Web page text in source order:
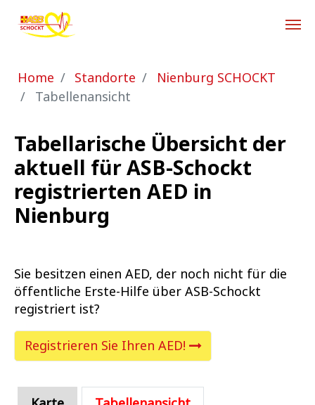
Zum Hauptinhalt springen
Sie sind hier:
Home Standorte
Nienburg SCHOCKT
Tabellenansicht
Tabellarische Übersicht der
aktuell für ASB-Schockt
registrierten AED in
Nienburg
Sie besitzen einen AED, der noch nicht für die
öffentliche Erste-Hilfe über ASB-Schockt
registriert ist?
Registrieren Sie Ihren AED!